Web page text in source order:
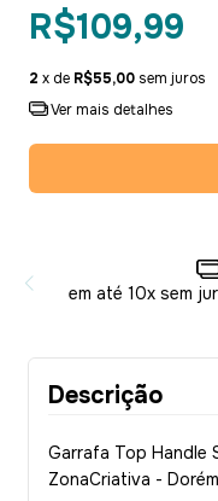
R$109,99
2 x de R$55,00 sem juros
Ver mais detalhes
em até 10x sem
Descrição
Garrafa Top Handle
ZonaCriativa -